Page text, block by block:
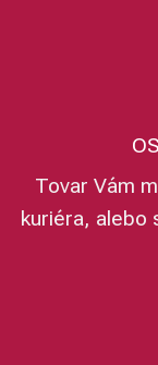
Tovar Vám
kuriéra, alebo